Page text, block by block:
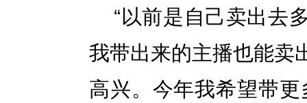
“以前是自己卖出去
我带出来的主播也能卖
高兴。今年我希望带